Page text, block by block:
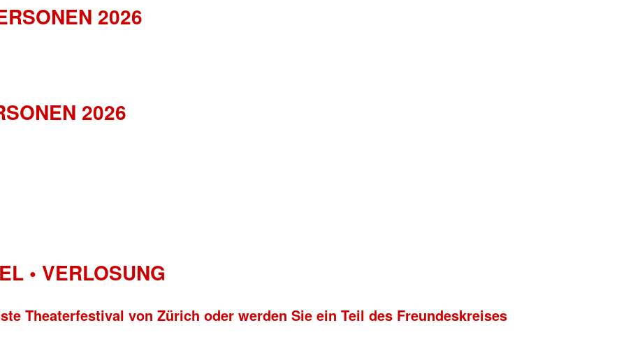
2026
2026
• VERLOSUNG
Theaterfestival von Zürich oder werden Sie ein Teil des Freundeskreises